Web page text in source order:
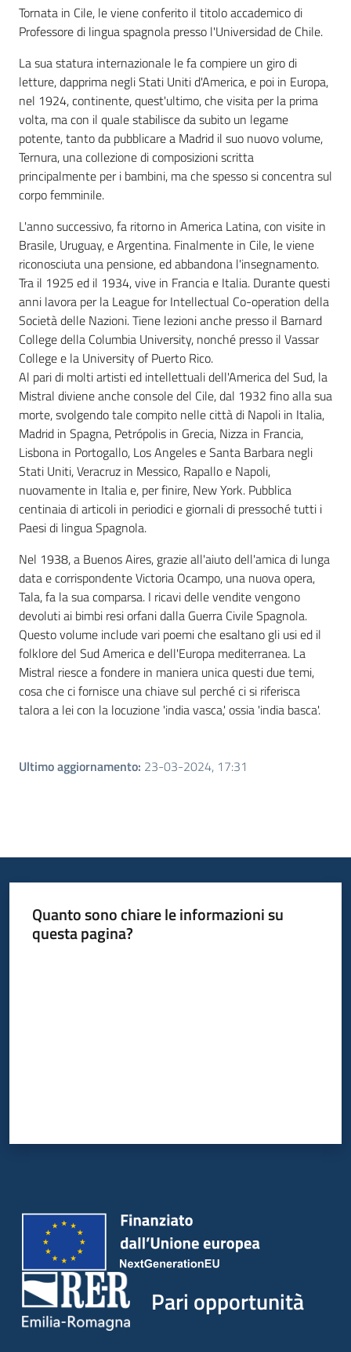
Tornata in Cile, le viene conferito il titolo accademico di
Professore di lingua spagnola presso l'Universidad de Chile.
La sua statura internazionale le fa compiere un giro di
letture, dapprima negli Stati Uniti d'America, e poi in Europa,
nel 1924, continente, quest'ultimo, che visita per la prima
volta, ma con il quale stabilisce da subito un legame
potente, tanto da pubblicare a Madrid il suo nuovo volume,
Ternura, una collezione di composizioni scritta
principalmente per i bambini, ma che spesso si concentra sul
corpo femminile.
L'anno successivo, fa ritorno in America Latina, con visite in
Brasile, Uruguay, e Argentina. Finalmente in Cile, le viene
riconosciuta una pensione, ed abbandona l'insegnamento.
Tra il 1925 ed il 1934, vive in Francia e Italia. Durante questi
anni lavora per la League for Intellectual Co-operation della
Società delle Nazioni. Tiene lezioni anche presso il Barnard
College della Columbia University, nonché presso il Vassar
College e la University of Puerto Rico.
Al pari di molti artisti ed intellettuali dell'America del Sud, la
Mistral diviene anche console del Cile, dal 1932 fino alla sua
morte, svolgendo tale compito nelle città di Napoli in Italia,
Madrid in Spagna, Petrópolis in Grecia, Nizza in Francia,
Lisbona in Portogallo, Los Angeles e Santa Barbara negli
Stati Uniti, Veracruz in Messico, Rapallo e Napoli,
nuovamente in Italia e, per finire, New York. Pubblica
centinaia di articoli in periodici e giornali di pressoché tutti i
Paesi di lingua Spagnola.
Nel 1938, a Buenos Aires, grazie all'aiuto dell'amica di lunga
data e corrispondente Victoria Ocampo, una nuova opera,
Tala, fa la sua comparsa. I ricavi delle vendite vengono
devoluti ai bimbi resi orfani dalla Guerra Civile Spagnola.
Questo volume include vari poemi che esaltano gli usi ed il
folklore del Sud America e dell'Europa mediterranea. La
Mistral riesce a fondere in maniera unica questi due temi,
cosa che ci fornisce una chiave sul perché ci si riferisca
talora a lei con la locuzione 'india vasca,' ossia 'india basca'.
Ultimo aggiornamento: 23-03-2024, 17:31
Quanto sono chiare le informazioni su
questa pagina?
Pari opportunità